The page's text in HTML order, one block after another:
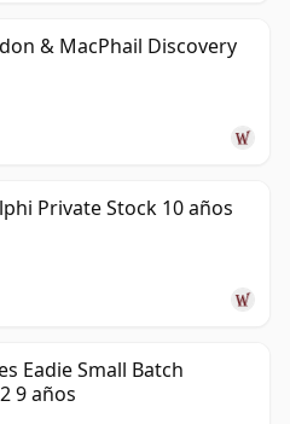
& MacPhail Discovery
Private Stock 10 años
Eadie Small Batch
9 años